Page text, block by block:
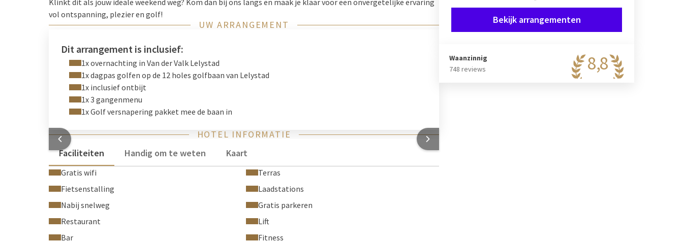
Klinkt dit als jouw ideale weekend weg? Kom dan bij ons langs en maak je klaar voor een onvergetelijke ervaring
vol ontspanning, plezier en golf!
UW ARRANGEMENT
Dit arrangement is inclusief:
1x overnachting in Van der Valk Lelystad
1x dagpas golfen op de 12 holes golfbaan van Lelystad
1x inclusief ontbijt
1x 3 gangenmenu
1x Golf versnapering pakket mee de baan in
Bekijk arrangementen
8,8
Waanzinnig
748 reviews
HOTEL INFORMATIE
Faciliteiten
Handig om te weten Kaart
Gratis wifi
Terras
Fietsenstalling
Laadstations
Nabij snelweg
Gratis parkeren
Restaurant
Lift
Bar
Fitness